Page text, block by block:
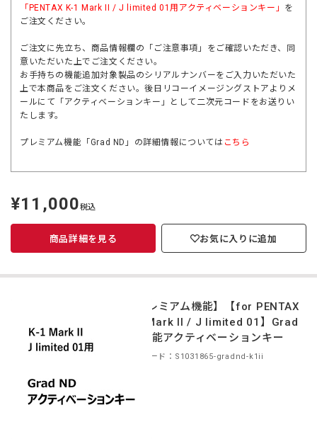
「PENTAX K-1 Mark II / J limited 01用アクティベーションキー」 を
ご注文ください。
ご注文に先立ち、商品情報欄の「ご注意事項」をご確認いただき、同
意いただいた上でご注文ください。
お手持ちの機能追加対象製品のシリアルナンバーをご入力いただいた
上で本商品をご注文ください。後日リコーイメージングストアよりメ
ールにて「アクティベーションキー」として二次元コードをお送りい
たします。
プレミアム機能「Grad ND」の詳細情報については こちら
定
価
¥11,000税込
商品詳細を見る お気に入りに追加
【プレミアム機能】【for PENTAX
K-1 Mark II / J limited 01】Grad
ND機能アクティベーションキー
商品コード：S1031865-gradnd-k1ii